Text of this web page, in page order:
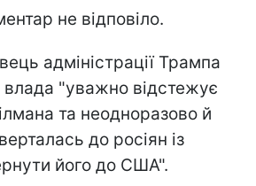
не відповіло.
адміністрації Трампа
"уважно відстежує
та неодноразово й
до росіян із
його до США".